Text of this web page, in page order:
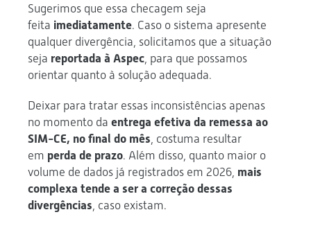
Sugerimos que essa checagem seja
feita imediatamente. Caso o sistema apresente
qualquer divergência, solicitamos que a situação
seja reportada à Aspec, para que possamos
orientar quanto à solução adequada.
Deixar para tratar essas inconsistências apenas
no momento da entrega efetiva da remessa ao
SIM-CE, no final do mês, costuma resultar
em perda de prazo. Além disso, quanto maior o
volume de dados já registrados em 2026, mais
complexa tende a ser a correção dessas
divergências, caso existam.